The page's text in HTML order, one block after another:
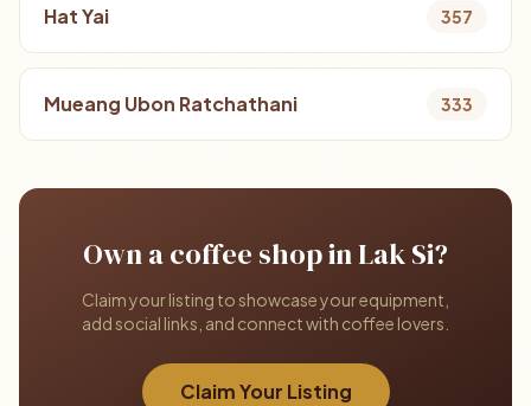
Hat Yai 357
Mueang Ubon Ratchathani 333
Own a coffee shop in Lak Si?
Claim your listing to showcase your equipment,
add social links, and connect with coffee lovers.
Claim Your Listing